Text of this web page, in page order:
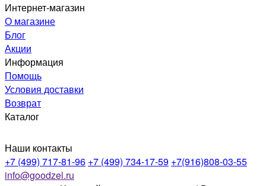
Интернет-магазин
О магазине
Блог
Акции
Информация
Помощь
Условия доставки
Возврат
Каталог
Наши контакты
+7 (499) 717-81-96 +7 (499) 734-17-59 +7(916)808-03-55
info@goodzel.ru